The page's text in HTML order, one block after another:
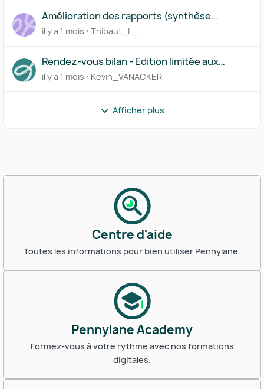
Amélioration des rapports (synthèse
financière et rendez-vous bilan)
il y a 1 mois Thibaut_L_
Rendez-vous bilan - Edition limitée aux
administrateurs
il y a 1 mois Kevin_VANACKER
Afficher plus
Centre d'aide
Toutes les informations pour bien utiliser Pennylane.
Pennylane Academy
Formez-vous à votre rythme avec nos formations
digitales.